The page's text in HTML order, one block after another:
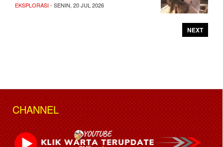
EKSPLORASI- SENIN, 20 JUL 2026
NEXT
CHANNEL